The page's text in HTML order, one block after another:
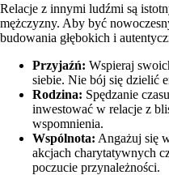
Relacje z innymi ludźmi są
mężczyzny. Aby być
budowania głębokich i
Przyjaźń: Wspieraj
siebie. Nie bój się dzielić
Rodzina: Spędzanie
inwestować w relacje z
wspomnienia.
Wspólnota: Angażuj się
akcjach charytatywnych
poczucie przynależności.